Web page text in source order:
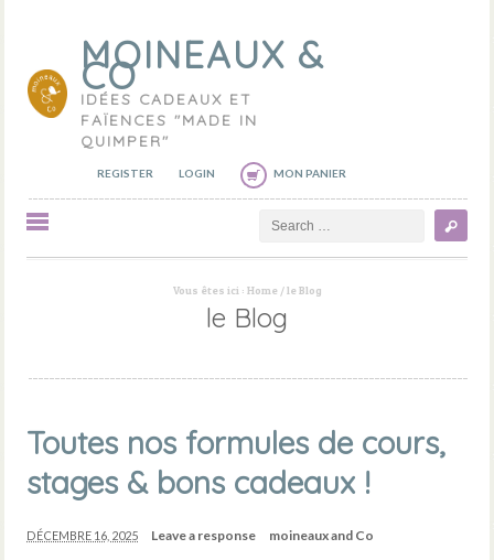
MOINEAUX &
CO
IDÉES CADEAUX ET
FAÏENCES "MADE IN
QUIMPER"
REGISTER LOGIN MON PANIER
Vous êtes ici : Home / le Blog
le Blog
Toutes nos formules de cours,
stages & bons cadeaux !
DÉCEMBRE 16, 2025 Leave a response moineaux and Co